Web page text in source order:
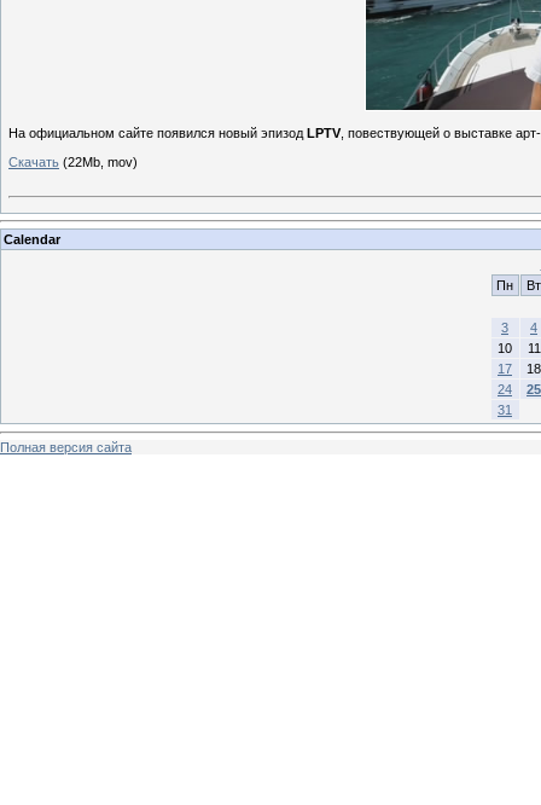
На официальном сайте появился новый эпизод LPTV, повествующей о выставке
Скачать (22Mb, mov)
Calendar
Пн
Вт
3
4
10
11
17
18
24
25
31
Полная версия сайта